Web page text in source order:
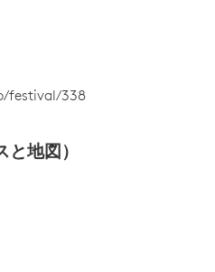
festival/338
地図）